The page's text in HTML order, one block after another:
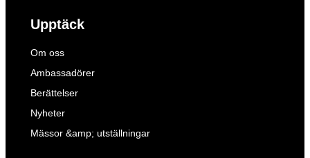
Upptäck
Om oss
Ambassadörer
Berättelser
Nyheter
Mässor &amp; utställningar